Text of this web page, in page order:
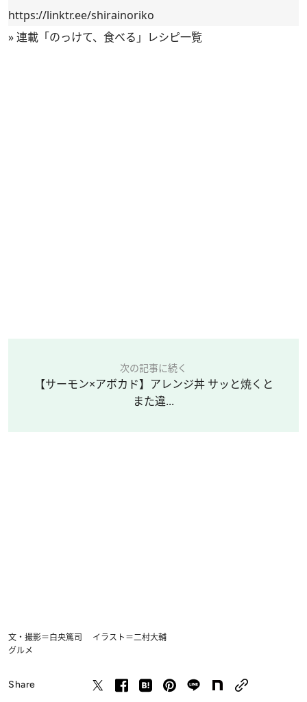
https://linktr.ee/shirainoriko
»連載「のっけて、食べる」レシピ一覧
次の記事に続く
【サーモン×アボカド】アレンジ丼 サッと焼くと
また違...
文・撮影＝白央篤司 イラスト＝二村大輔
グルメ
Share